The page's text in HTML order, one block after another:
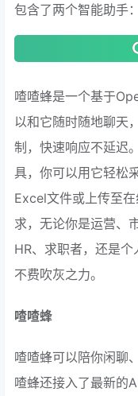
包含了两个智能助手
喳喳蜂是一个基于
以和它随时随地聊天
制，快速响应不延迟
具，你可以用它轻松
Excel文件或上传至
求，无论你是运营、
HR、求职者，还是个
不费吹灰之力。
喳喳蜂
喳喳蜂可以陪你闲聊
喳蜂还接入了最新的